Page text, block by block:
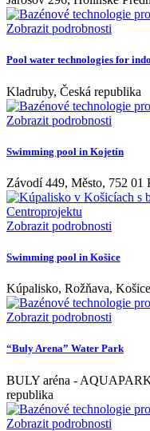
Zobrazit podrobnosti
Pool water technologies for
Kladruby, Česká republika
Zobrazit podrobnosti
Swimming pool in Kojetín
Závodí 449, Město, 752 01
Zobrazit podrobnosti
Swimming pool in Košice
Kúpalisko, Rožňava,
Zobrazit podrobnosti
“Buly Arena” Water Park
BULY aréna -
republika
Zobrazit podrobnosti